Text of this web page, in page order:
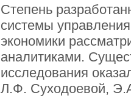
Степень
системы
экономики
аналитиками.
исследования
Л.Ф. Суходоевой,